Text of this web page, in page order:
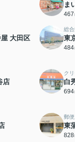
ま
467
大田区
総
東
484
店
ク
白
694
郵便
東
828